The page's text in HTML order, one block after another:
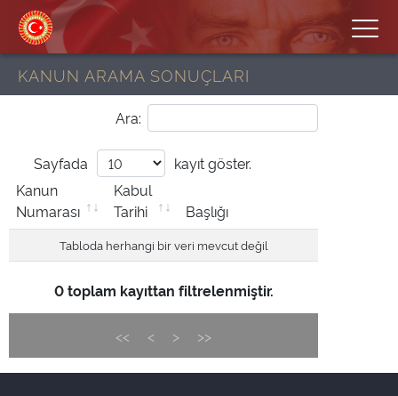
KANUN ARAMA SONUÇLARI
Ara:
Sayfada
kayıt göster.
Kanun
Numarası
Kabul
Tarihi
Başlığı
Tabloda herhangi bir veri mevcut değil
0 toplam kayıttan filtrelenmiştir.
<< < > >>